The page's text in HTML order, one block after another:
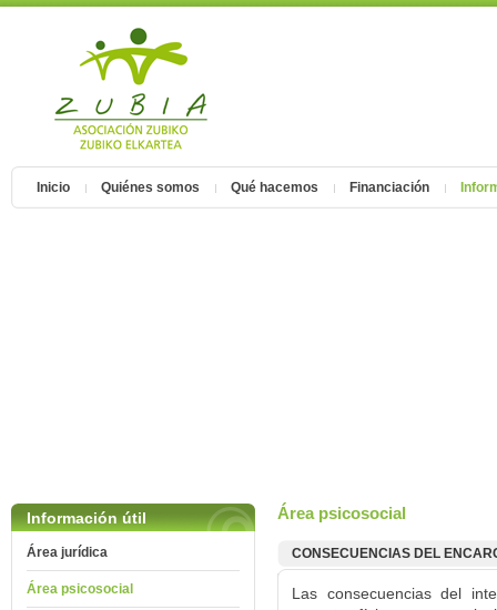
Inicio Quiénes somos Qué hacemos Financiación
Información útil
Área jurídica
Área psicosocial
Área psicosocial
CONSECUENCIAS DEL
Las consecuencias del